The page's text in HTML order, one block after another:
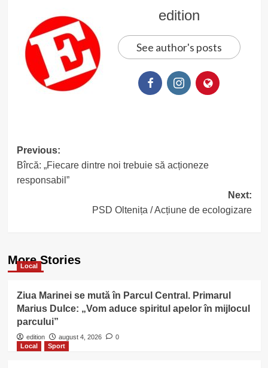
edition
See author's posts
Post
navigation
Previous:
Bîrcă: „Fiecare dintre noi trebuie să acționeze
responsabil”
Next:
PSD Oltenița / Acțiune de ecologizare
More Stories
Local
Ziua Marinei se mută în Parcul Central. Primarul
Marius Dulce: „Vom aduce spiritul apelor în mijlocul
parcului”
edition august 4, 2026
0
Local
Sport